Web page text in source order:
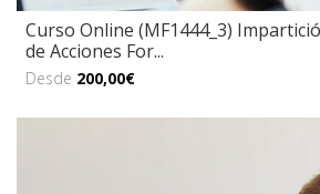
Curso Online (MF1444_3)
de Acciones For...
Desde 200,00€